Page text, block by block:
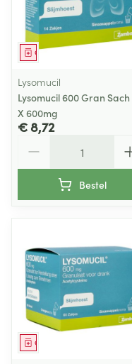
Geneesmiddel
Lysomucil
Lysomucil 600 Gran Sach
X 600mg
€ 8,72
Bestel
Geneesmiddel